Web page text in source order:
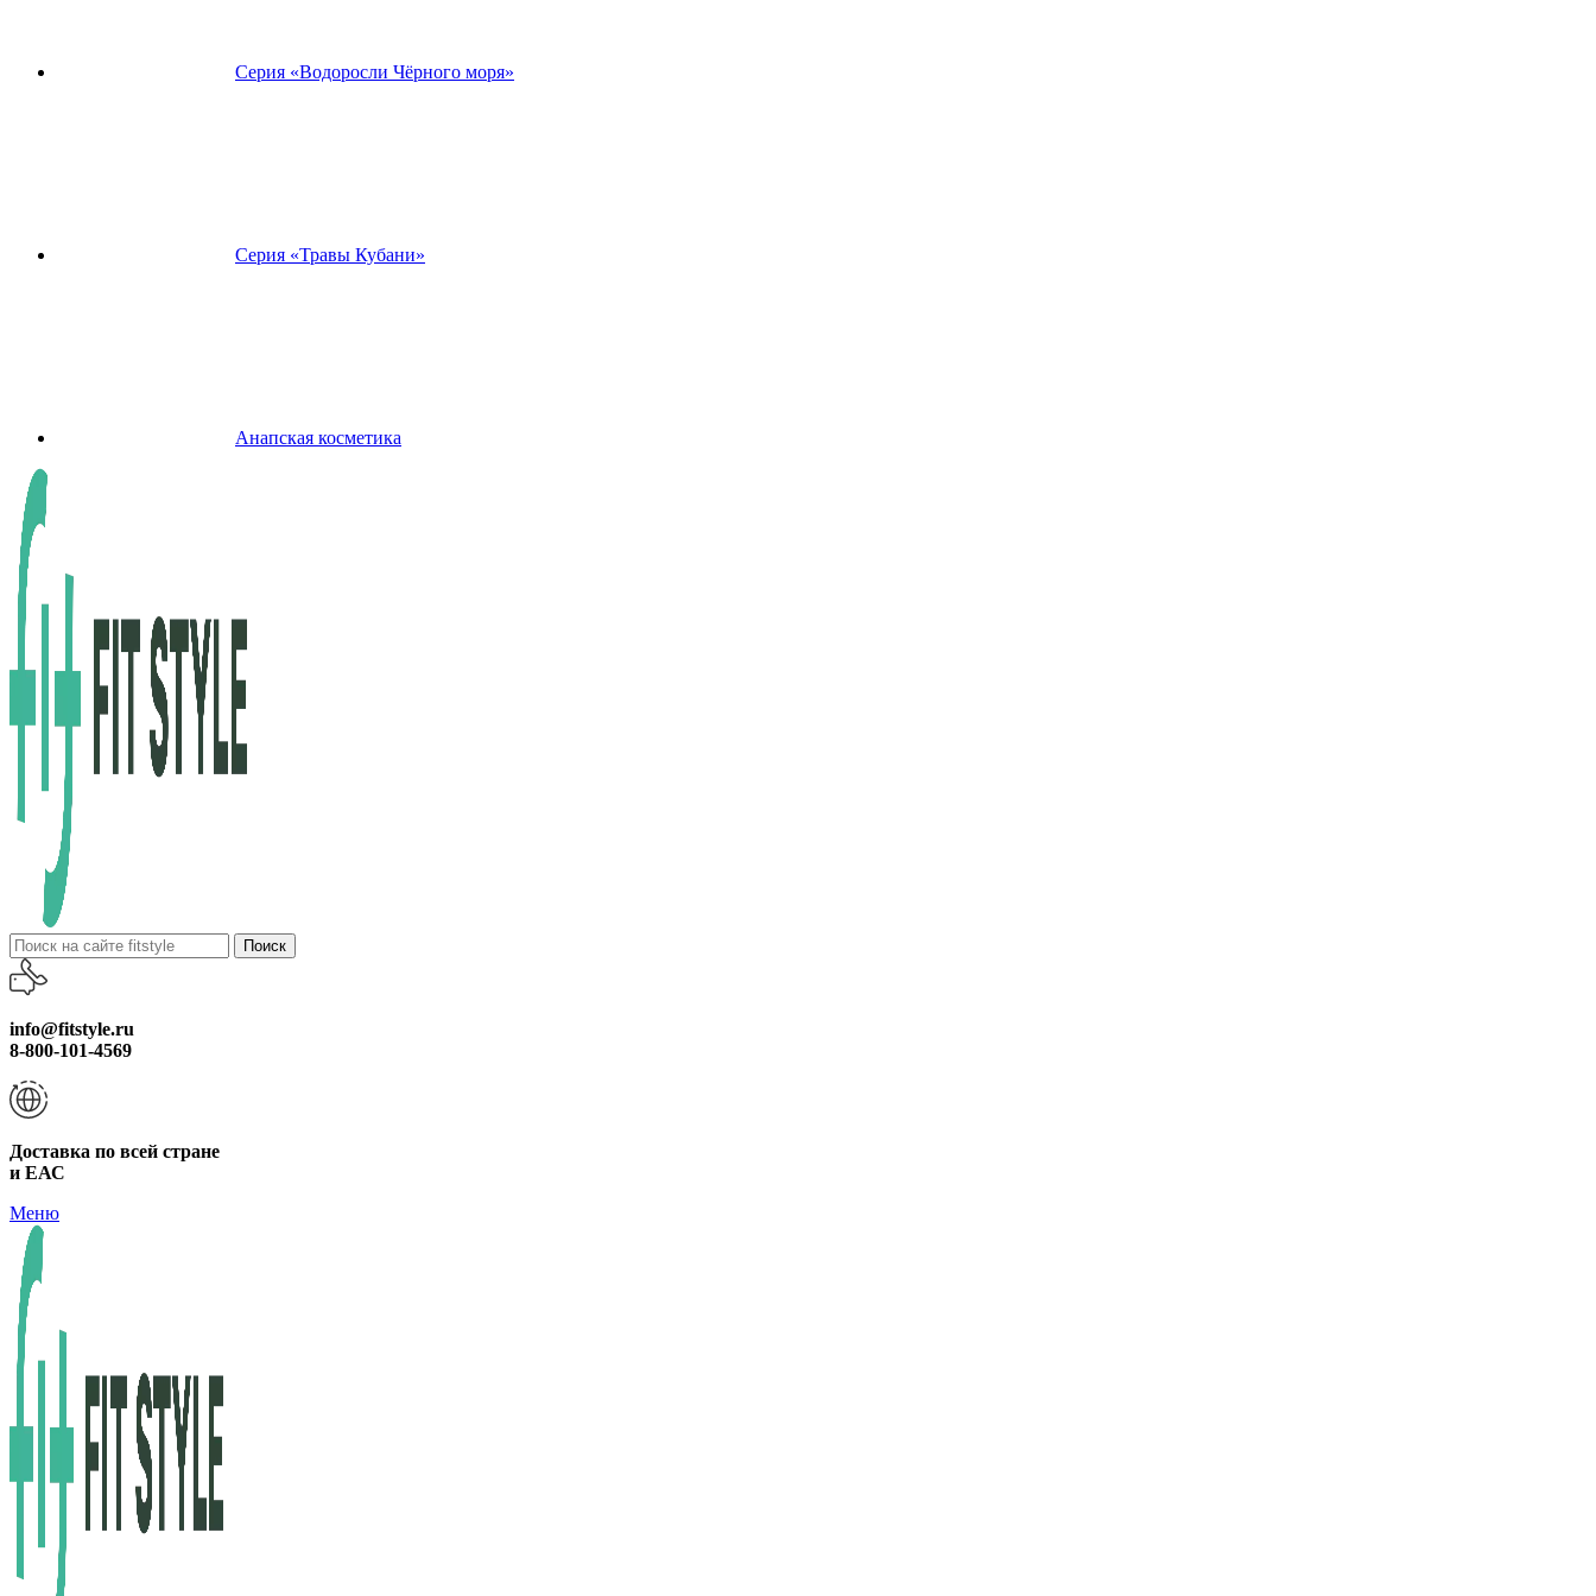
Серия «Водоросли Чёрного моря»
Серия «Травы Кубани»
Анапская косметика
Поиск
info@fitstyle.ru
8-800-101-4569
Доставка по всей стране
и ЕАС
Меню